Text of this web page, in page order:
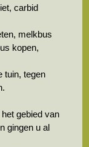
carbid
melkbus
kopen,
tuin, tegen
gebied van
gingen u al